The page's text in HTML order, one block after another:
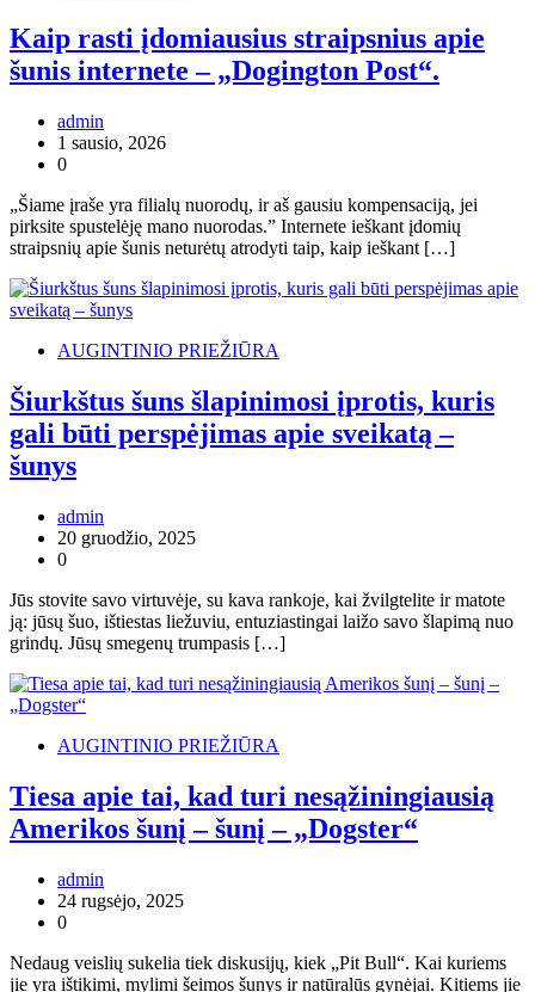
Kaip rasti įdomiausius straipsnius apie
šunis internete – „Dogington Post“.
admin
1 sausio, 2026
0
„Šiame įraše yra filialų nuorodų, ir aš gausiu kompensaciją, jei
pirksite spustelėję mano nuorodas.” Internete ieškant įdomių
straipsnių apie šunis neturėtų atrodyti taip, kaip ieškant […]
AUGINTINIO PRIEŽIŪRA
Šiurkštus šuns šlapinimosi įprotis, kuris
gali būti perspėjimas apie sveikatą –
šunys
admin
20 gruodžio, 2025
0
Jūs stovite savo virtuvėje, su kava rankoje, kai žvilgtelite ir matote
ją: jūsų šuo, ištiestas liežuviu, entuziastingai laižo savo šlapimą nuo
grindų. Jūsų smegenų trumpasis […]
AUGINTINIO PRIEŽIŪRA
Tiesa apie tai, kad turi nesąžiningiausią
Amerikos šunį – šunį – „Dogster“
admin
24 rugsėjo, 2025
0
Nedaug veislių sukelia tiek diskusijų, kiek „Pit Bull“. Kai kuriems
jie yra ištikimi, mylimi šeimos šunys ir natūralūs gynėjai. Kitiems jie